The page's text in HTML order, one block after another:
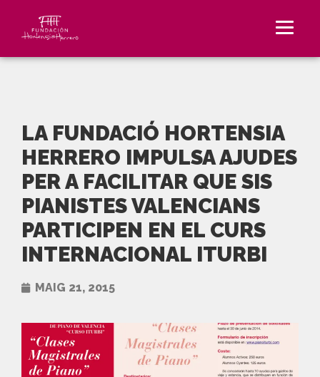
LA FUNDACIÓ HORTENSIA
HERRERO IMPULSA AJUDES
PER A FACILITAR QUE SIS
PIANISTES VALENCIANS
PARTICIPEN EN EL CURS
INTERNACIONAL ITURBI
MAIG 21, 2015